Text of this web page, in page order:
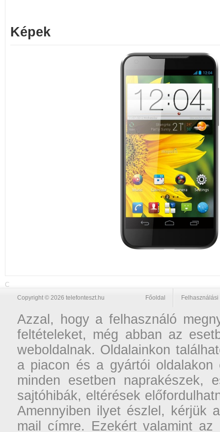
Képek
C
Copyright © 2026 telefonteszt.hu Főoldal
Azzal, hogy a felhasználó
feltételeket, még abban az
weboldalnak. Oldalainkon
a piacon és a gyártói oldalakon
minden esetben naprakészek,
sajtóhibák, eltérések
Amennyiben ilyet észlel, kérjük
mail címre. Ezekért valamint